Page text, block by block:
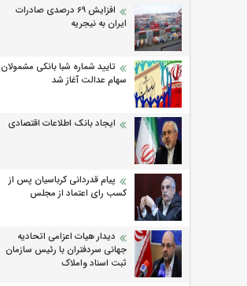
افزایش 69 درصدی صادرات
ایران به نیجریه
تایید شماره شبا بانکی مشمولان
سهام عدالت آغاز شد
ایجاد بانک اطلاعات اقتصادی
پیام قدردانی کرباسیان پس از
کسب رای اعتماد از مجلس
دیدار هیات اعزامی اتحادیه
جهانی سردفتران با رئیس سازمان
ثبت اسناد واملاک